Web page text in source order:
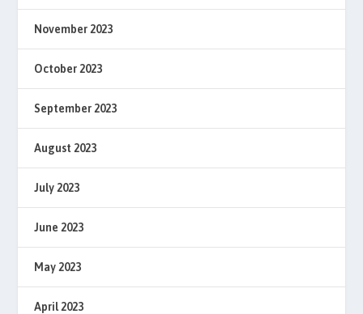
November 2023
October 2023
September 2023
August 2023
July 2023
June 2023
May 2023
April 2023